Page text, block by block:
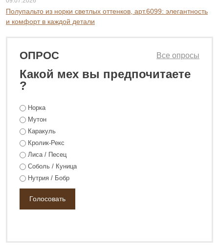
Полупальто из норки светлых оттенков, арт.6099: элегантность
и комфорт в каждой детали
ОПРОС
Какой мех вы предпочитаете
?
Все опросы
Норка
Мутон
Каракуль
Кролик-Рекс
Лиса / Песец
Соболь / Куница
Нутрия / Бобр